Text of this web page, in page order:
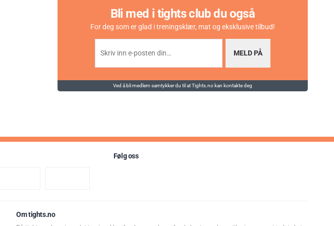
Bli med i tights club du også
For deg som er glad i treningsklær, mat og eksklusive tilbud!
MELD PÅ
Ved å bli medlem samtykker du til at Tights.no kan kontakte deg
Følg oss
Om tights.no